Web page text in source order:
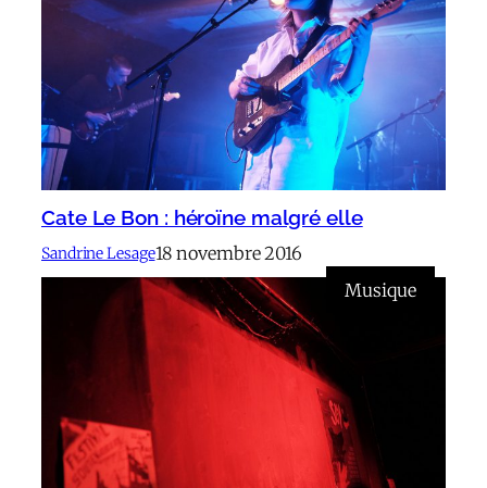
Cate Le Bon : héroïne malgré elle
Sandrine Lesage18 novembre 2016
Musique